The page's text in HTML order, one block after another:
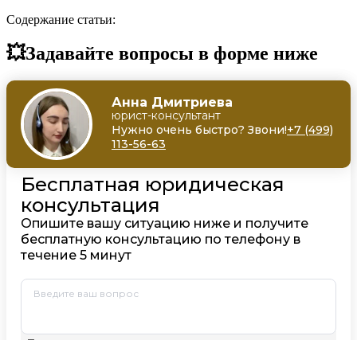
Содержание статьи:
💥Задавайте вопросы в форме ниже